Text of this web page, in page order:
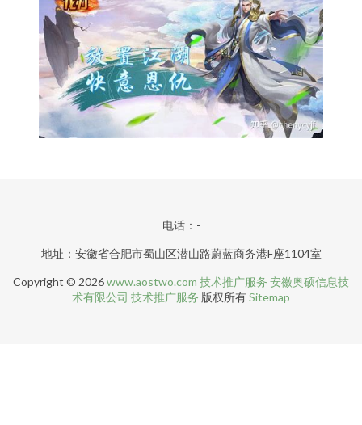
电话：-
地址：安徽省合肥市蜀山区潜山路蔚蓝商务港F座1104室
Copyright © 2026www.aostwo.com 技术推广服务 安徽奥硕信息技
术有限公司 技术推广服务 版权所有Sitemap